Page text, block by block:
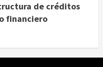
de créditos
financiero